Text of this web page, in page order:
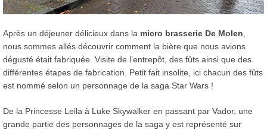
Après un déjeuner délicieux dans la micro brasserie De Molen
nous sommes allés découvrir comment la bière que nous avions
dégusté était fabriquée. Visite de l’entrepôt, des fûts ainsi que des
différentes étapes de fabrication. Petit fait insolite, ici chacun des fûts
est nommé selon un personnage de la saga Star Wars !
De la Princesse Leila à Luke Skywalker en passant par Vador, une
grande partie des personnages de la saga y est représenté sur